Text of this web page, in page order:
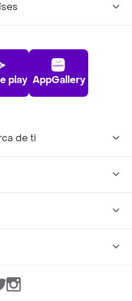
play AppGallery
de ti
Instagram